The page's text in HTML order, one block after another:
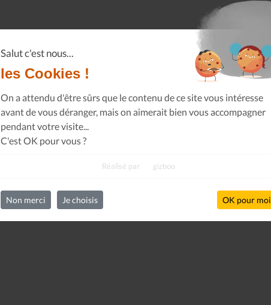
Salut c'est nous...
les Cookies !
On a attendu d'être sûrs que le contenu de ce site vous intéresse
avant de vous déranger, mais on aimerait bien vous accompagner
pendant votre visite...
C'est OK pour vous ?
Réalisé par gizboo
Non merci Je choisis OK pour moi